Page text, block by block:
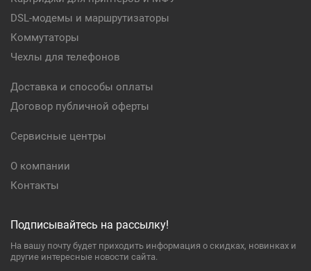
DSL-модемы и маршрутизаторы
Коммутаторы
Чехлы для телефонов
Доставка и способы оплаты
Договор публичной оферты
Сервисные центры
О компании
Контакты
Подписывайтесь на рассылку!
На вашу почту будет приходить информация о скидках, новинках и
другие интересные новости сайта.